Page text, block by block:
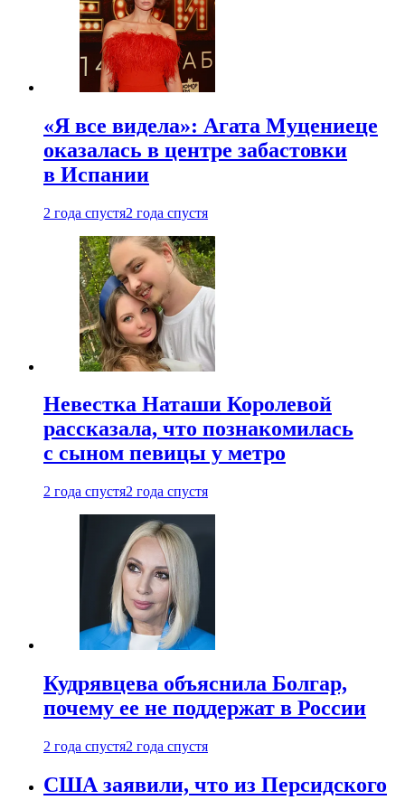
«Я все видела»: Агата Муцениеце
оказалась в центре забастовки
в Испании
2 года спустя2 года спустя
Невестка Наташи Королевой
рассказала, что познакомилась
с сыном певицы у метро
2 года спустя2 года спустя
Кудрявцева объяснила Болгар,
почему ее не поддержат в России
2 года спустя2 года спустя
США заявили, что из Персидского